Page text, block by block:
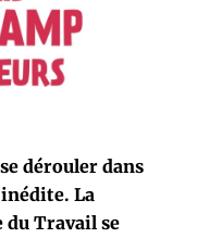
dérouler dans
La
Travail se